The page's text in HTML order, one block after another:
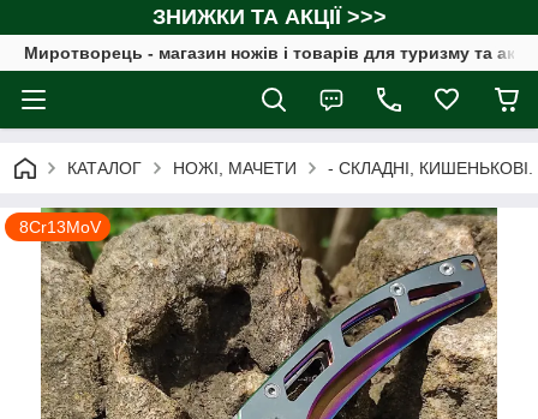
ЗНИЖКИ ТА АКЦІЇ >>>
Миротворець - магазин ножів і товарів для туризму та
КАТАЛОГ НОЖІ, МАЧЕТИ - СКЛАДНІ, КИШЕНЬКОВІ.
8Cr13MoV